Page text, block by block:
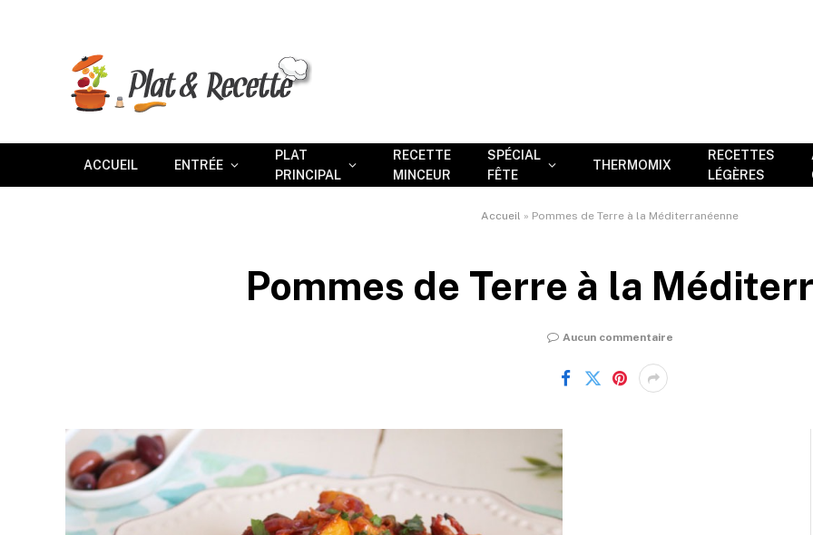
ACCUEIL ENTRÉE
PLAT
PRINCIPAL
RECETTE
MINCEUR
SPÉCIAL
FÊTE
THERMOMIX
RECETTES
LÉGÈRES
Accueil » Pommes de Terre à la Méditerranéenne
Pommes de Terre à la
Aucun commentaire